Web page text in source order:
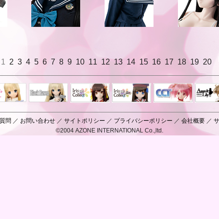
1 2 3 4 5 6 7 8 9 10 11 12 13 14 15 16 17 18 19 20
問 ／ お問い合わせ ／ サイトポリシー ／ プライバシーポリシー ／ 会社概要 ／
©2004 AZONE INTERNATIONAL Co.,ltd.